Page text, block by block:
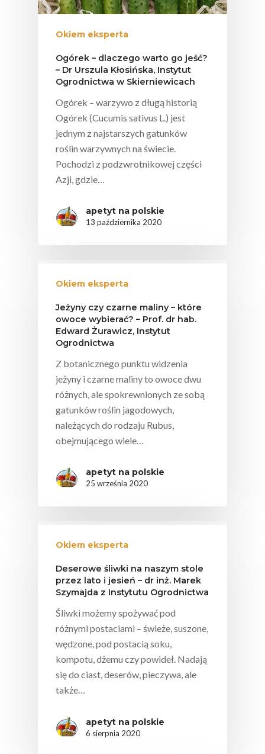
Okiem eksperta
Ogórek – dlaczego warto go jeść?
– Dr Urszula Kłosińska, Instytut
Ogrodnictwa w Skierniewicach
Ogórek – warzywo z długą historią
Ogórek (Cucumis sativus L.) jest
jednym z najstarszych gatunków
roślin warzywnych na świecie.
Pochodzi z podzwrotnikowej części
Azji, gdzie…
apetyt na polskie
13 października 2020
Okiem eksperta
Jeżyny czy czarne maliny – które
owoce wybierać? – Prof. dr hab.
Edward Żurawicz, Instytut
Ogrodnictwa
Z botanicznego punktu widzenia
jeżyny i czarne maliny to owoce dwu
różnych, ale spokrewnionych ze sobą
gatunków roślin jagodowych,
należących do rodzaju Rubus,
obejmującego wiele…
apetyt na polskie
25 września 2020
Okiem eksperta
Deserowe śliwki na naszym stole
przez lato i jesień – dr inż. Marek
Szymajda z Instytutu Ogrodnictwa
Śliwki możemy spożywać pod
różnymi postaciami – świeże, suszone,
wędzone, pod postacią soku,
kompotu, dżemu czy powideł. Nadają
się do ciast, deserów, pieczywa, ale
także…
apetyt na polskie
6 sierpnia 2020
Sokach
Uroda
Edukacyjny
Naturalnie, Że
# Wybieram
Jabłka
5 Porcji Warzyw,
Lub Soku
Owoców
Związków
Rolnych – Ziemniaki
Nich Największa
Skrywa!
Festiwal Młody
Ziemniak
Warzywa I Owoce
Super Moce
Związek Zawodowy
Rolników Ojczyzna
Branża